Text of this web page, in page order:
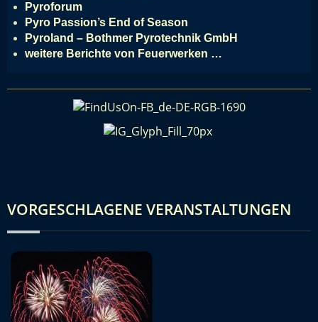
Pyroforum
Pyro Passion’s End of Season
Pyroland – Bothmer Pyrotechnik GmbH
weitere Berichte von Feuerwerken …
VORGESCHLAGENE VERANSTALTUNGEN